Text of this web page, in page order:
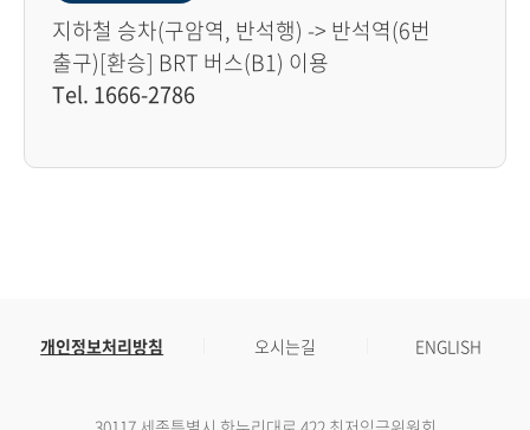
지하철 승차(구암역, 반석행) -> 반석역(6번
출구)[환승] BRT 버스(B1) 이용
Tel. 1666-2786
개인정보처리방침 오시는길 ENGLISH